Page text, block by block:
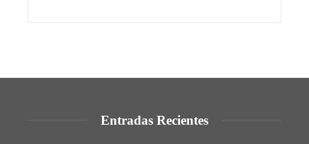
Entradas Recientes